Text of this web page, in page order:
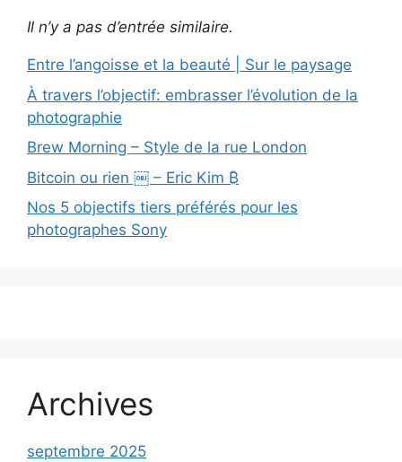
Il n’y a pas d’entrée similaire.
Entre l’angoisse et la beauté | Sur le paysage
À travers l’objectif: embrasser l’évolution de la
photographie
Brew Morning – Style de la rue London
Bitcoin ou rien ￼ – Eric Kim ₿
Nos 5 objectifs tiers préférés pour les
photographes Sony
Archives
septembre 2025